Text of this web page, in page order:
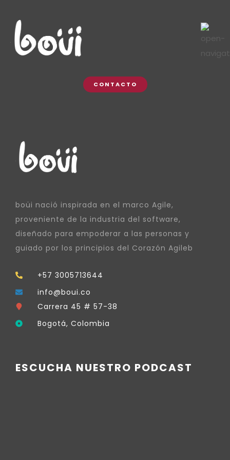
CONTACTO
boüi nació inspirada en el marco Agile,
proveniente de la industria del software,
diseñado para empoderar a las personas y
guiado por los principios del Corazón Agileb
+57 3005713644
info@boui.co
Carrera 45 # 57-38
Bogotá, Colombia
ESCUCHA NUESTRO PODCAST